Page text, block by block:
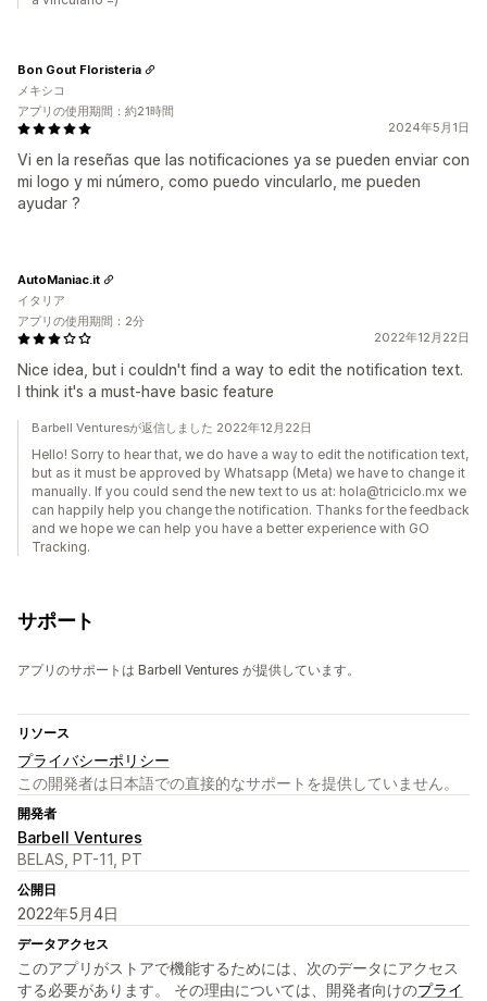
2024年5月1日
Vi en la reseñas que las notificaciones ya se pueden enviar con
mi logo y mi número, como puedo vincularlo, me pueden
ayudar ?
Bon Gout Floristeria
メキシコ
アプリの使用期間：約21時間
2022年12月22日
Nice idea, but i couldn't find a way to edit the notification text.
I think it's a must-have basic feature
AutoManiac.it
イタリア
アプリの使用期間：2分
Barbell Venturesが返信しました 2022年12月22日
Hello! Sorry to hear that, we do have a way to edit the notification text,
but as it must be approved by Whatsapp (Meta) we have to change it
manually. If you could send the new text to us at: hola@triciclo.mx we
can happily help you change the notification. Thanks for the feedback
and we hope we can help you have a better experience with GO
Tracking.
サポート
アプリのサポートは Barbell Ventures が提供しています。
リソース
プライバシーポリシー
この開発者は日本語での直接的なサポートを提供していません。
開発者
Barbell Ventures
BELAS, PT-11, PT
公開日
2022年5月4日
データアクセス
このアプリがストアで機能するためには、次のデータにアクセス
する必要があります。 その理由については、開発者向けのプライ